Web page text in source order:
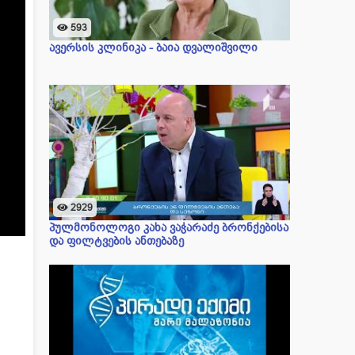
593
ავერსის კლინიკა - ბაია დვალიშვილი
2929
პულმონოლოგი კახა ვაჭარაძე ბრონქებისა
და ფილტვების ანთებაზე